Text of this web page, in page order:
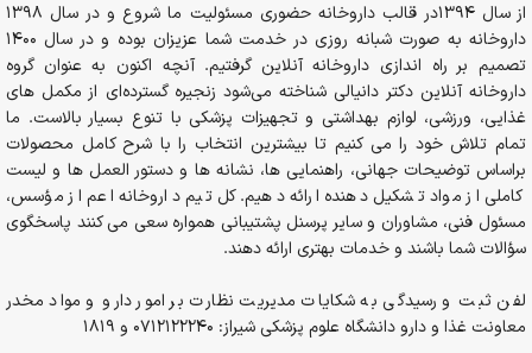
از سال 1394در قالب داروخانه حضوری مسئولیت ما شروع و در سال 1398
داروخانه به صورت شبانه روزی در خدمت شما عزیزان بوده و در سال 1400
تصمیم بر راه اندازی داروخانه آنلاین گرفتیم. آنچه اکنون به عنوان گروه
داروخانه آنلاین دکتر دانیالی شناخته می‌شود زنجیره گسترده‌ای از مکمل های
غذایی، ورزشی، لوازم بهداشتی و تجهیزات پزشکی با تنوع بسیار بالاست. ما
تمام تلاش خود را می کنیم تا بیشترین انتخاب را با شرح کامل محصولات
براساس توضیحات جهانی، راهنمایی ها، نشانه ها و دستور العمل ها و لیست
کاملی از مواد تشکیل دهنده ارائه دهیم. کل تیم داروخانه اعم از مؤسس،
مسئول فنی، مشاوران و سایر پرسنل پشتیبانی همواره سعی می کنند پاسخگوی
سؤالات شما باشند و خدمات بهتری ارائه دهند.
لفن ثبت و رسیدگی به شکایات مدیریت نظارت بر امور دارو و مواد مخدر
معاونت غذا و دارو دانشگاه علوم پزشکی شیراز: 0712122240 و 1819